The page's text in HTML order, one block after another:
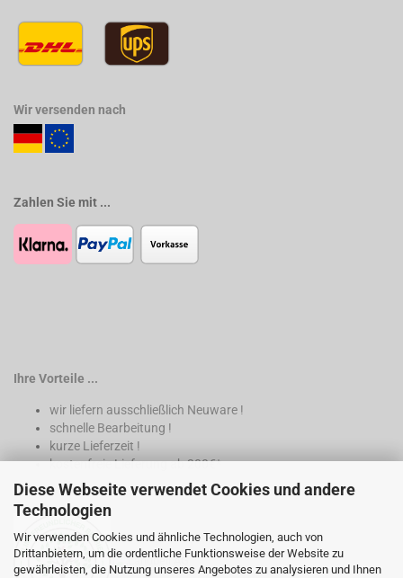
Diese Webseite verwendet Cookies und andere
Technologien
Wir verwenden Cookies und ähnliche Technologien, auch von
Drittanbietern, um die ordentliche Funktionsweise der Website zu
gewährleisten, die Nutzung unseres Angebotes zu analysieren und Ihnen
Wir versenden nach
Zahlen Sie mit ...
Ihre Vorteile ...
wir liefern ausschließlich Neuware !
schnelle Bearbeitung !
kurze Lieferzeit !
kostenfreie Lieferung ab 200€*
* nur innerhalb Deutschland